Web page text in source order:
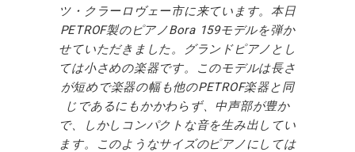
ツ・クラーロヴェー市に来ています。本日
PETROF製のピアノBora 159モデルを弾か
せていただきました。グランドピアノとし
ては小さめの楽器です。このモデルは長さ
が短めで楽器の幅も他のPETROF楽器と同
じであるにもかかわらず、中声部が豊か
で、しかしコンパクトな音を生み出してい
ます。このようなサイズのピアノにしては